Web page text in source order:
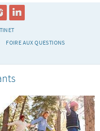
FOIRE AUX QUESTIONS